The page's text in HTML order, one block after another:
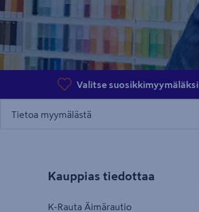
Valitse suosikkimyymäläksi
Tietoa myymälästä
Kauppias tiedottaa
K-Rauta Äimärautio